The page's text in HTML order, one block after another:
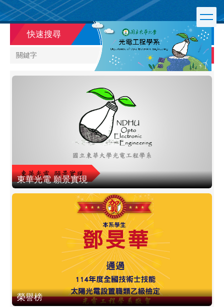
跳
到
快速搜尋
搜尋
東華光電 願景實現
榮譽榜